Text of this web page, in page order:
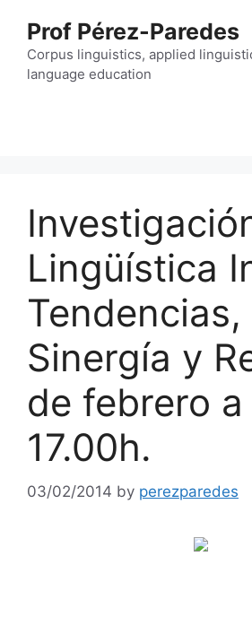
content
Prof Pérez-Paredes
Corpus linguistics, applied
language education
Lingüística
Tendencias,
Sinergía y
de febrero a
17.00h.
03/02/2014 by perezparedes